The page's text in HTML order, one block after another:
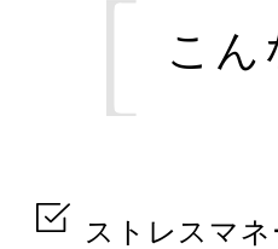
こ
ストレスマ